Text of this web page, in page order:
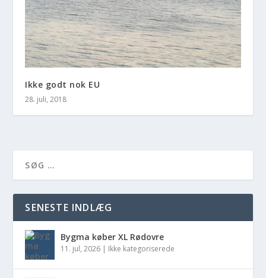
Ikke godt nok EU
28. juli, 2018
SENESTE INDLÆG
Bygma køber XL Rødovre
11. jul, 2026 | Ikke kategoriserede